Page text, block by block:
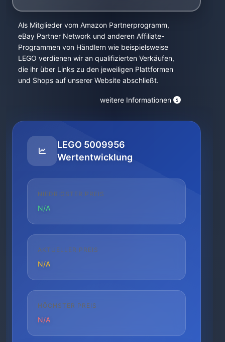
Als Mitglieder vom Amazon Partnerprogramm,
eBay Partner Network und anderen Affiliate-
Programmen von Händlern wie beispielsweise
LEGO verdienen wir an qualifizierten Verkäufen,
die ihr über Links zu den jeweiligen Plattformen
und Shops auf unserer Website abschließt.
weitere Informationen
LEGO 5009956
Wertentwicklung
NIEDRIGSTER PREIS
N/A
AKTUELLER PREIS
N/A
HÖCHSTER PREIS
N/A